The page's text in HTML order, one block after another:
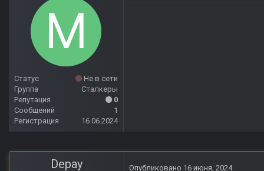
Статус
Не в сети
Группа
Сталкеры
Репутация
0
Сообщений
1
Регистрация
16.06.2024
Depay Опубликовано 16 июня, 2024